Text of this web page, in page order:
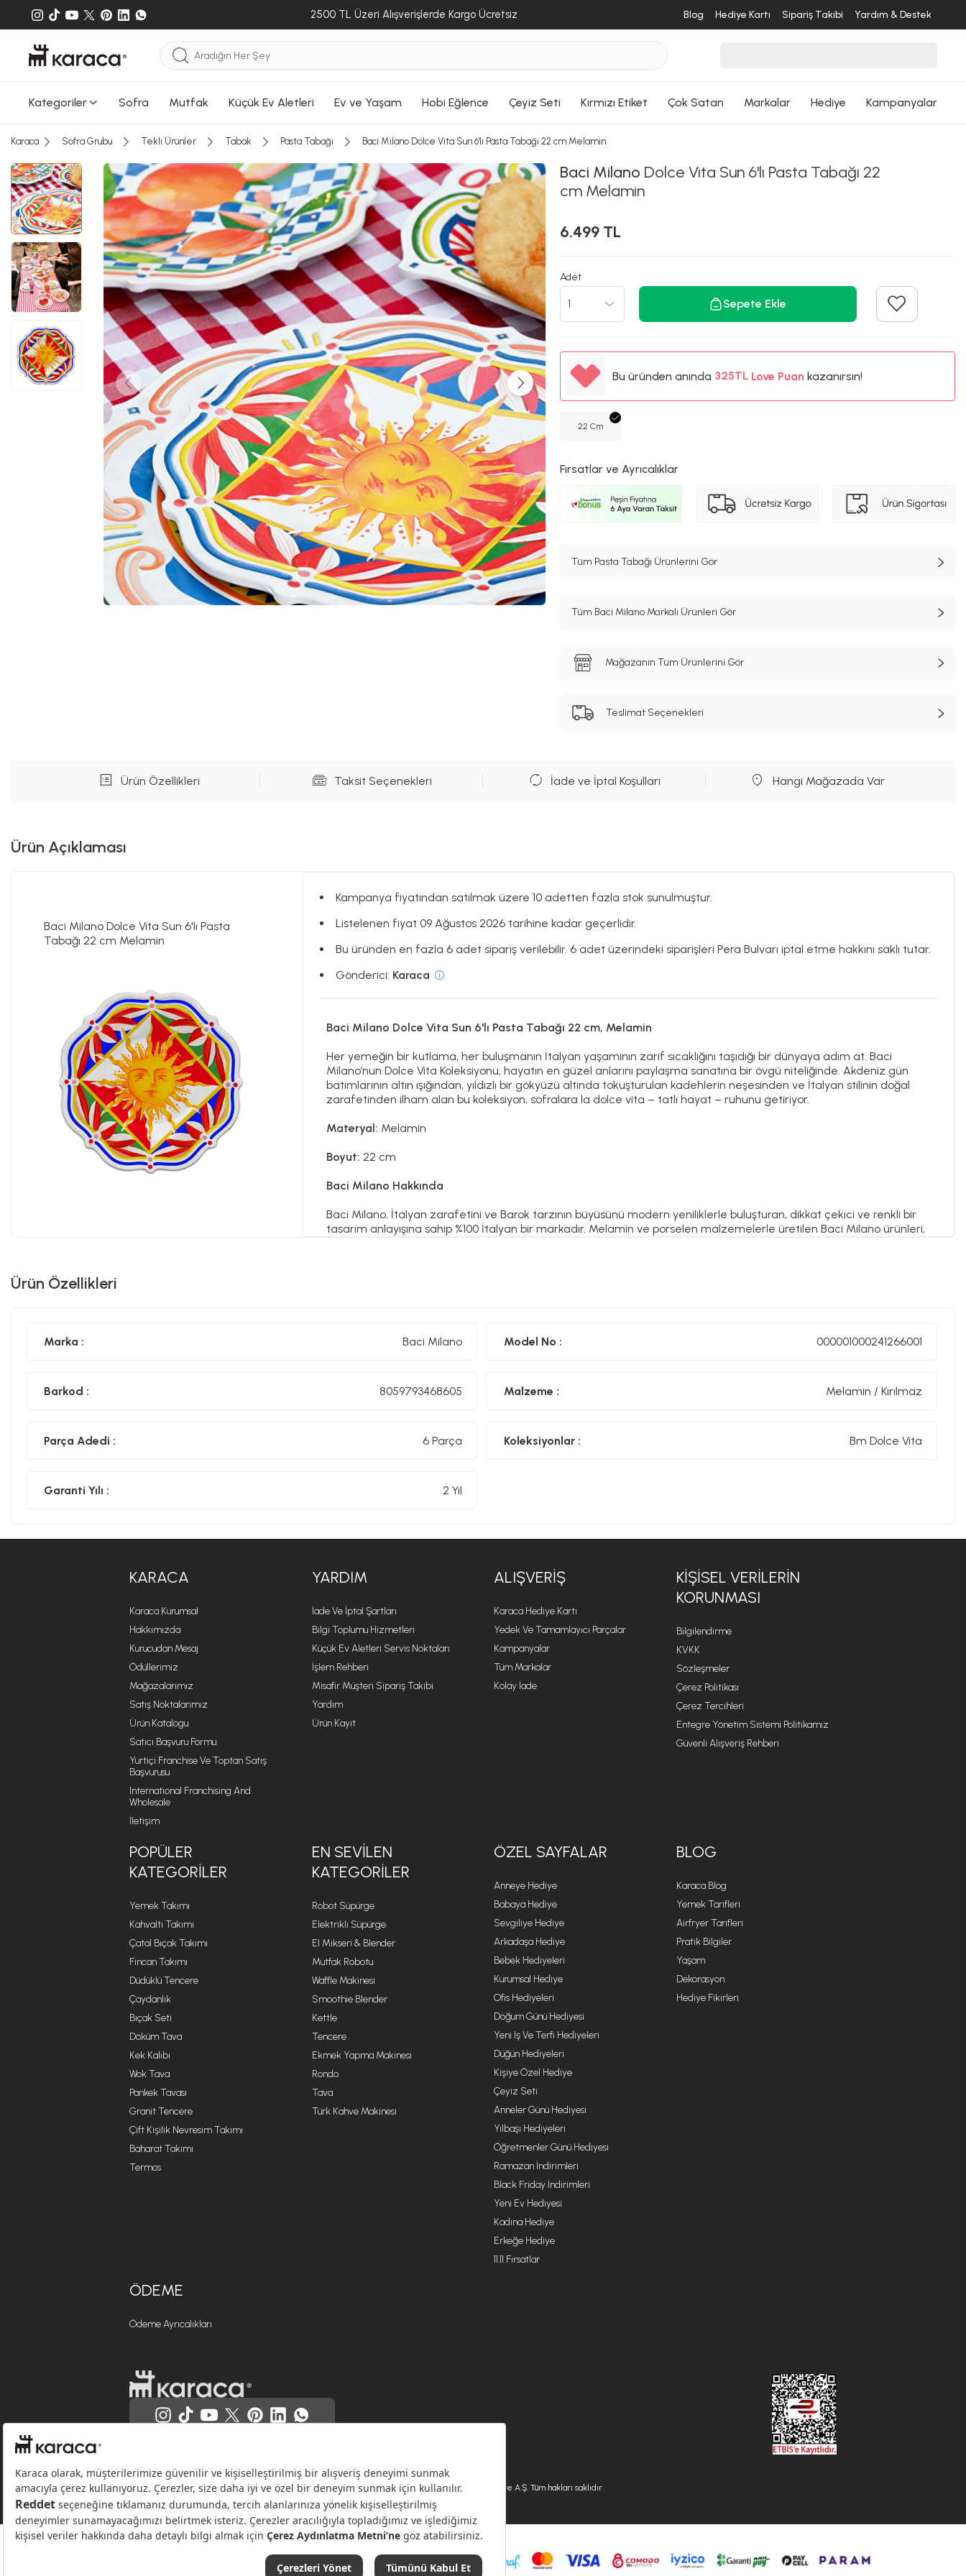
2500 TL Üzeri Alışverişlerde Kargo Ücretsiz Blog Hediye Kartı Sipariş Takibi Yardım & Destek
Kategoriler Sofra Mutfak Küçük Ev Aletleri Ev ve Yaşam Hobi Eğlence Çeyiz Seti Kırmızı Etiket Çok Satan Markalar Hediye Kampanyalar
Karaca Sofra Grubu Tekli Ürünler Tabak Pasta Tabağı Baci Milano Dolce Vita Sun 6'lı Pasta Tabağı 22 cm Melamin
Baci Milano Dolce Vita Sun 6'lı Pasta Tabağı 22
cm Melamin
6.499 TL
Adet
Sepete Ekle
Bu üründen anında 325TL Love Puan kazanırsın!
22 Cm
Fırsatlar ve Ayrıcalıklar
Tüm Pasta Tabağı Ürünlerini Gör
Tüm Baci Milano Markalı Ürünleri Gör
Mağazanın Tüm Ürünlerini Gör
Teslimat Seçenekleri
Ürün Özellikleri Taksit Seçenekleri İade ve İptal Koşulları Hangi Mağazada Var
Ürün Açıklaması
Baci Milano Dolce Vita Sun 6'lı Pasta
Tabağı 22 cm Melamin
Kampanya fiyatından satılmak üzere 10 adetten fazla stok sunulmuştur.
Listelenen fiyat 09 Ağustos 2026 tarihine kadar geçerlidir.
Bu üründen en fazla 6 adet sipariş verilebilir. 6 adet üzerindeki siparişleri Pera Bulvarı iptal etme hakkını saklı tutar.
Gönderici: Karaca
Baci Milano Dolce Vita Sun 6'lı Pasta Tabağı 22 cm, Melamin
Her yemeğin bir kutlama, her buluşmanın İtalyan yaşamının zarif sıcaklığını taşıdığı bir dünyaya adım at. Baci
Milano’nun Dolce Vita Koleksiyonu, hayatın en güzel anlarını paylaşma sanatına bir övgü niteliğinde. Akdeniz gün
batımlarının altın ışığından, yıldızlı bir gökyüzü altında tokuşturulan kadehlerin neşesinden ve İtalyan stilinin doğal
zarafetinden ilham alan bu koleksiyon, sofralara la dolce vita – tatlı hayat – ruhunu getiriyor.
Materyal: Melamin
Boyut:22 cm
Baci Milano Hakkında
Baci Milano, İtalyan zarafetini ve Barok tarzının büyüsünü modern yeniliklerle buluşturan, dikkat çekici ve renkli bir
tasarım anlayışına sahip %100 İtalyan bir markadır. Melamin ve porselen malzemelerle üretilen Baci Milano ürünleri,
Ürün Özellikleri
Marka : Baci Milano Model No : 000001000241266001
Barkod : 8059793468605 Malzeme : Melamin / Kırılmaz
Parça Adedi : 6 Parça Koleksiyonlar : Bm Dolce Vita
Garanti Yılı : 2 Yıl
KARACA
Karaca Kurumsal
Hakkımızda
Kurucudan Mesaj
Ödüllerimiz
Mağazalarımız
Satış Noktalarımız
Ürün Katalogu
Satıcı Başvuru Formu
Yurtiçi Franchise Ve Toptan Satış
Başvurusu
International Franchising And
Wholesale
İletişim
YARDIM
İade Ve İptal Şartları
Bilgi Toplumu Hizmetleri
Küçük Ev Aletleri Servis Noktaları
İşlem Rehberi
Misafir Müşteri Sipariş Takibi
Yardım
Ürün Kayıt
ALIŞVERIŞ
Karaca Hediye Kartı
Yedek Ve Tamamlayıcı Parçalar
Kampanyalar
Tüm Markalar
Kolay İade
KIŞISEL VERILERIN
KORUNMASI
Bilgilendirme
KVKK
Sözleşmeler
Çerez Politikası
Çerez Tercihleri
Entegre Yönetim Sistemi Politikamız
Güvenli Alışveriş Rehberi
POPÜLER
KATEGORILER
Yemek Takımı
Kahvaltı Takımı
Çatal Bıçak Takımı
Fincan Takımı
Düdüklü Tencere
Çaydanlık
Bıçak Seti
Döküm Tava
Kek Kalıbı
Wok Tava
Pankek Tavası
Granit Tencere
Çift Kişilik Nevresim Takımı
Baharat Takımı
Termos
EN SEVILEN
KATEGORILER
Robot Süpürge
Elektrikli Süpürge
El Mikseri & Blender
Mutfak Robotu
Waffle Makinesi
Smoothie Blender
Kettle
Tencere
Ekmek Yapma Makinesi
Rondo
Tava
Türk Kahve Makinesi
ÖZEL SAYFALAR
Anneye Hediye
Babaya Hediye
Sevgiliye Hediye
Arkadaşa Hediye
Bebek Hediyeleri
Kurumsal Hediye
Ofis Hediyeleri
Doğum Günü Hediyesi
Yeni Iş Ve Terfi Hediyeleri
Düğün Hediyeleri
Kişiye Özel Hediye
Çeyiz Seti
Anneler Günü Hediyesi
Yılbaşı Hediyeleri
Öğretmenler Günü Hediyesi
Ramazan İndirimleri
Black Friday İndirimleri
Yeni Ev Hediyesi
Kadına Hediye
Erkeğe Hediye
11.11 Fırsatlar
BLOG
Karaca Blog
Yemek Tarifleri
Airfryer Tarifleri
Pratik Bilgiler
Yaşam
Dekorasyon
Hediye Fikirleri
ÖDEME
Ödeme Ayrıcalıkları
Karaca.com © 2026 - Karaca Züccaciye A.Ş. Tüm hakları saklıdır.